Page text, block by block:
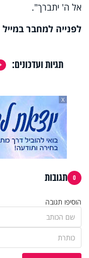
אל ה' יתברך".
לפנייה למחבר במייל ranweber
תגיות ועדכונים:
X
0 תגובות
הוסיפו תגובה